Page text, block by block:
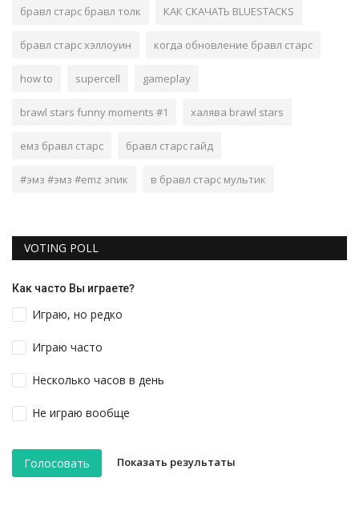
бравл старс бравл толк КАК СКАЧАТЬ BLUESTACKS
бравл старс хэллоуин когда обновление бравл старс
how to supercell gameplay
brawl stars funny moments #1 халява brawl stars
емз бравл старс бравл старс гайд
#эмз #эмз #emz эпик в бравл старс мультик
VOTING POLL
Как часто Вы играете?
Играю, но редко
Играю часто
Несколько часов в день
Не играю вообще
Голосовать Показать результаты